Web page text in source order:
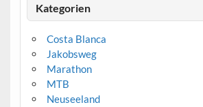
Kategorien
Costa Blanca
Jakobsweg
Marathon
MTB
Neuseeland